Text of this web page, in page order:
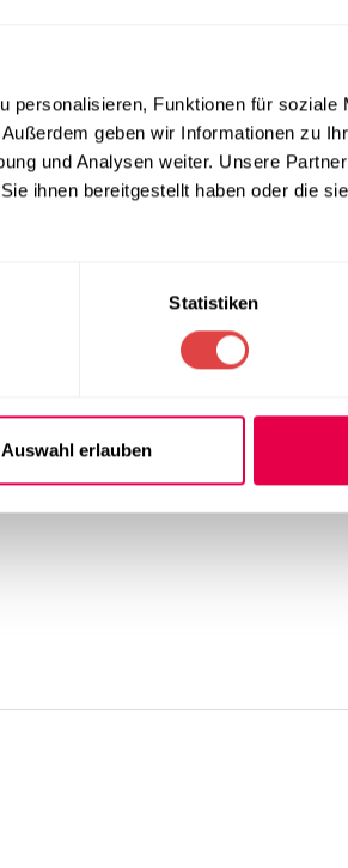
personalisieren, Funktionen für soziale
geben wir Informationen zu
und Analysen weiter. Unsere
ihnen bereitgestellt haben oder die
Statistiken
Auswahl erlauben
sicheren Halt im täglichen Einsatz.
Gebrauch geeignet.